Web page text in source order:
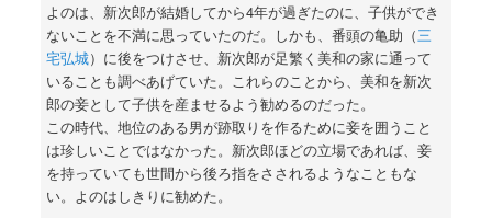
よのは、新次郎が結婚してから4年が過ぎたのに、子供ができ
ないことを不満に思っていたのだ。しかも、番頭の亀助（三
宅弘城）に後をつけさせ、新次郎が足繁く美和の家に通って
いることも調べあげていた。これらのことから、美和を新次
郎の妾として子供を産ませるよう勧めるのだった。
この時代、地位のある男が跡取りを作るために妾を囲うこと
は珍しいことではなかった。新次郎ほどの立場であれば、妾
を持っていても世間から後ろ指をさされるようなこともな
い。よのはしきりに勧めた。